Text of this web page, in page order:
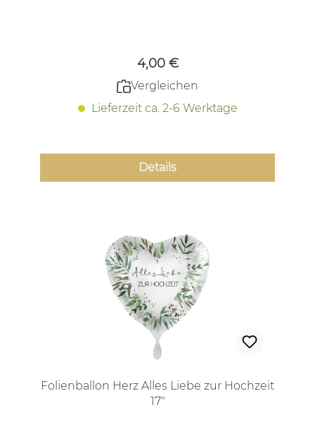
4,00 €
Vergleichen
Lieferzeit ca. 2-6 Werktage
Details
Folienballon Herz Alles Liebe zur Hochzeit
17"